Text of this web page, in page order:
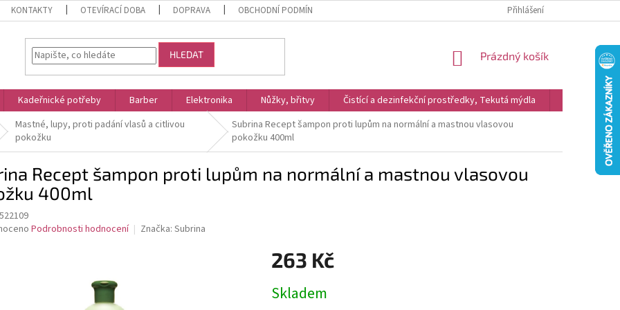
KONTAKTY OTEVÍRACÍ DOBA DOPRAVA OBCHODNÍ PODMÍNKY PODMÍNKY OCHRANY OSOBNÍCH ÚDAJŮ A COOKIES
Přihlášení
HLEDAT
NÁKUPNÍ
Prázdný košík
Kadeřnické potřeby Barber Elektronika Nůžky, břitvy Čistící a dezinfekční prostředky, Tekutá mýdla Kosmetika
Mastné, lupy, proti padání vlasů a citlivou
pokožku
Subrina Recept šampon proti lupům na normální a mastnou vlasovou
pokožku 400ml
Recept šampon proti lupům na normální a mastnou vlasovou
400ml
Podrobnosti hodnocení Značka: Subrina
263 Kč
cena:
Skladem